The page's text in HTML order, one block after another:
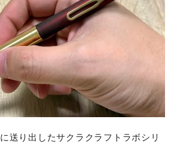
送り出したサクラクラフトラボシリ